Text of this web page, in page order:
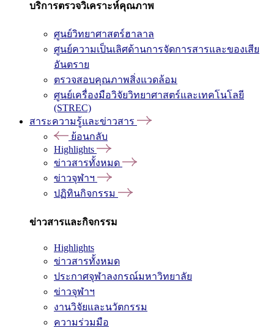
บริการตรวจวิเคราะห์คุณภาพ
ศูนย์วิทยาศาสตร์ฮาลาล
ศูนย์ความเป็นเลิศด้านการจัดการสารและของเสีย
อันตราย
ตรวจสอบคุณภาพสิ่งแวดล้อม
ศูนย์เครื่องมือวิจัยวิทยาศาสตร์และเทคโนโลยี
(STREC)
สาระความรู้และข่าวสาร
ย้อนกลับ
Highlights
ข่าวสารทั้งหมด
ข่าวจุฬาฯ
ปฏิทินกิจกรรม
ข่าวสารและกิจกรรม
Highlights
ข่าวสารทั้งหมด
ประกาศจุฬาลงกรณ์มหาวิทยาลัย
ข่าวจุฬาฯ
งานวิจัยและนวัตกรรม
ความร่วมมือ